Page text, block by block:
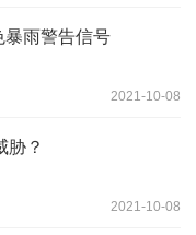
暴雨警告信号
2021-10-08
胁？
2021-10-08